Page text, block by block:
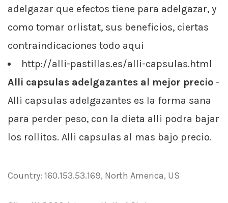
adelgazar que efectos tiene para adelgazar, y
como tomar orlistat, sus beneficios, ciertas
contraindicaciones todo aqui
http://alli-pastillas.es/alli-capsulas.html
Alli capsulas adelgazantes al mejor precio -
Alli capsulas adelgazantes es la forma sana
para perder peso, con la dieta alli podra bajar
los rollitos. Alli capsulas al mas bajo precio.
Country: 160.153.53.169, North America, US